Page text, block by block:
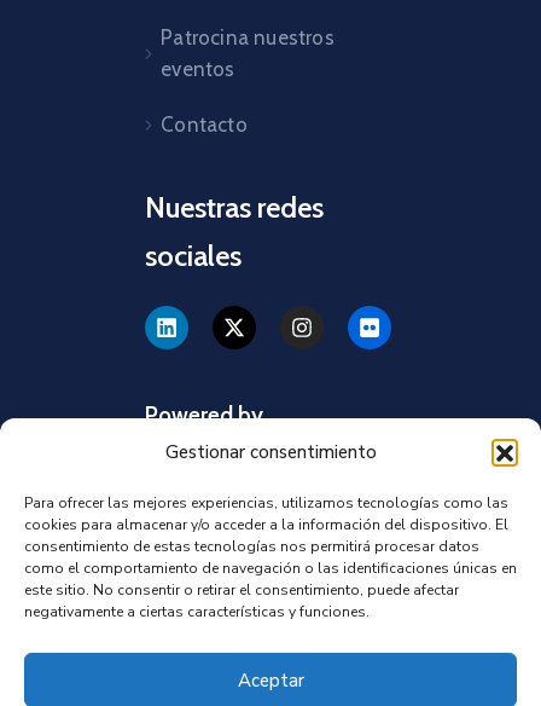
Gestionar consentimiento
Para ofrecer las mejores experiencias, utilizamos tecnologías como las
cookies para almacenar y/o acceder a la información del dispositivo. El
consentimiento de estas tecnologías nos permitirá procesar datos
como el comportamiento de navegación o las identificaciones únicas en
este sitio. No consentir o retirar el consentimiento, puede afectar
negativamente a ciertas características y funciones.
Aceptar
Patrocina nuestros
eventos
Contacto
Nuestras redes
sociales
Powered by